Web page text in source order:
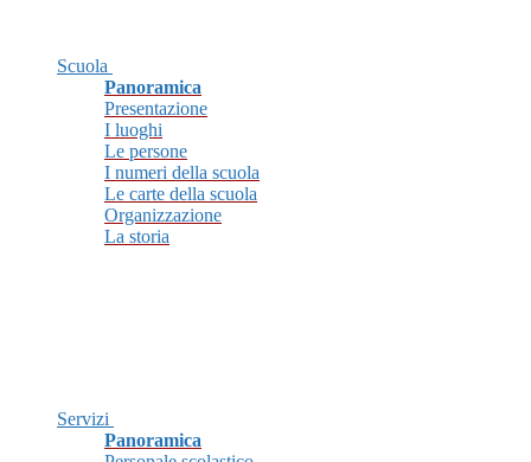
Scuola
Panoramica
Presentazione
I luoghi
Le persone
I numeri della scuola
Le carte della scuola
Organizzazione
La storia
Servizi
Panoramica